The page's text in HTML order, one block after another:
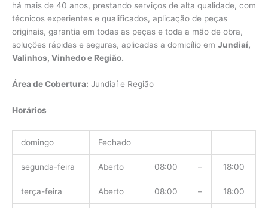
há mais de 40 anos, prestando serviços de alta qualidade, com
técnicos experientes e qualificados, aplicação de peças
originais, garantia em todas as peças e toda a mão de obra,
soluções rápidas e seguras, aplicadas a domicílio em Jundiaí,
Valinhos, Vinhedo e Região.
Área de Cobertura: Jundiaí e Região
Horários
domingo Fechado
segunda-feira Aberto 08:00 – 18:00
terça-feira Aberto 08:00 – 18:00